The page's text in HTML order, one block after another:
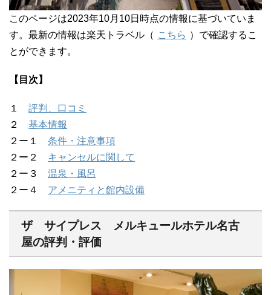
このページは2023年10月10日時点の情報に基づいていま
す。最新の情報は楽天トラベル（ こちら ）で確認するこ
とができます。
【目次】
１ 評判、口コミ
２ 基本情報
２ー１ 条件・注意事項
２ー２ キャンセルに関して
２ー３ 温泉・風呂
２ー４ アメニティと館内設備
ザ サイプレス メルキュールホテル名古
屋の評判・評価